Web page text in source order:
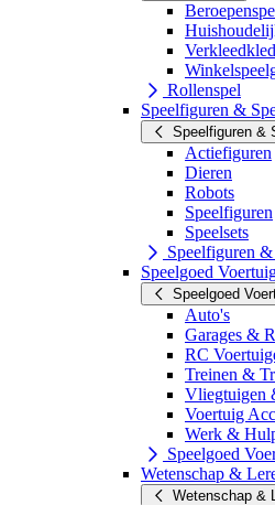
Rollenspel
Speelfiguren &
Speelfiguren &
Actiefiguren
Dieren
Robots
Speelfiguren
Speelsets
Speelfiguren &
Speelgoed
Speelgoed
Auto's
Garages &
RC
Treinen &
Vliegtuigen
Voertuig
Werk &
Speelgoed
Wetenschap &
Wetenschap &